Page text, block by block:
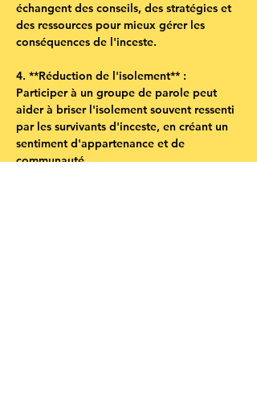
échangent des conseils, des stratégies et
des ressources pour mieux gérer les
conséquences de l'inceste.
4. **Réduction de l'isolement** :
Participer à un groupe de parole peut
aider à briser l'isolement souvent ressenti
par les survivants d'inceste, en créant un
sentiment d'appartenance et de
communauté.